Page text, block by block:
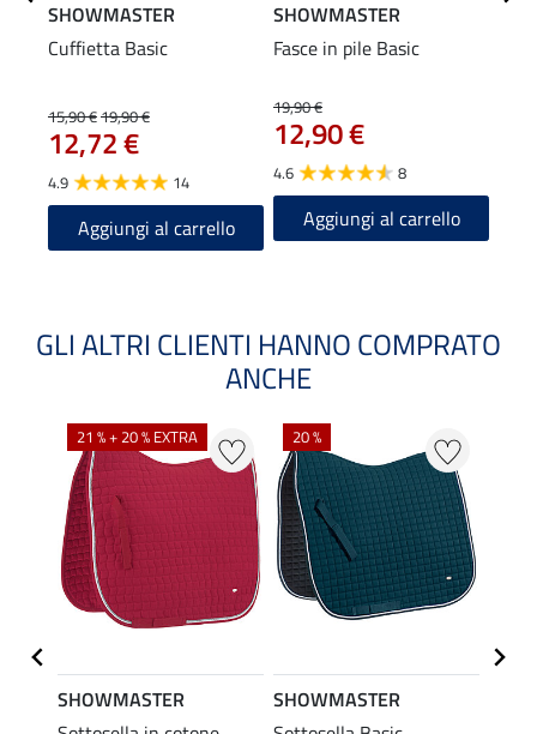
SHOWMASTER
Cuffietta Basic
15,90 €19,90 €
12,72 €
4.9 14
Aggiungi al carrello
SHOWMASTER
Fasce in pile Basic
19,90 €
12,90 €
4.6 8
Aggiungi al carrello
GLI ALTRI CLIENTI HANNO COMPRATO
ANCHE
21 % + 20 % EXTRA
SHOWMASTER
20 %
SHOWMASTER